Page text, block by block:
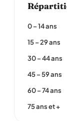
0 – 14 ans
15 – 29 ans
30 – 44 ans
45 – 59 ans
60 – 74 ans
75 ans et +